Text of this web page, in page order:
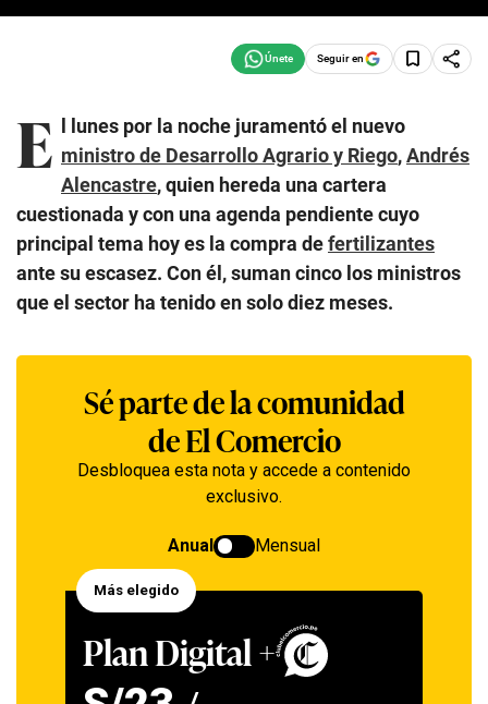
Seguir en
E l lunes por la noche juramentó el nuevo
ministro de Desarrollo Agrario y Riego,Andrés
Alencastre, quien hereda una cartera
cuestionada y con una agenda pendiente cuyo
principal tema hoy es la compra defertilizantes
ante su escasez. Con él, suman cinco los ministros
que el sector ha tenido en solo diez meses.